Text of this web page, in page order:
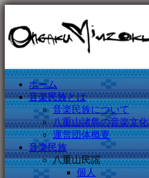
ホーム
音楽民族とは
音楽民族について
八重山諸島の音楽文化
運営団体概要
音楽民族
八重山民謡
個人